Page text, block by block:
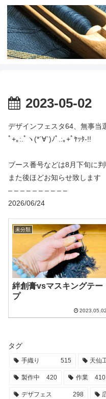
2023-05-02
デザインフェスタ64、無事当
ﾟ+｡:.ﾟヽ(*´∀`)ﾉﾟ.:｡+ﾟﾔｯﾀ-!!
ブース番号などは8月下旬に
また後ほどお知らせ致します
– – – – – – – – – –
2026/06/24
未分類
絆創膏vsマスキングテー
プ
2023.05.02
タグ
手織り 515 天仙
製作中 420 作業 410
デザフェス 298